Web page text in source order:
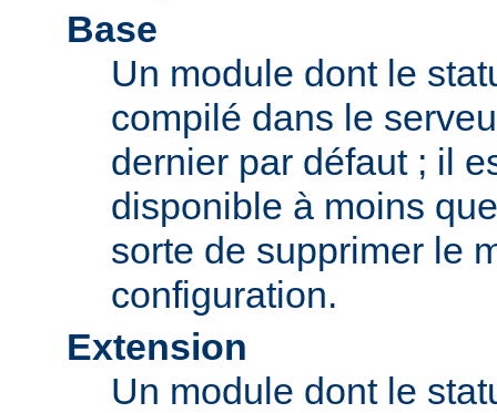
Base
Un module dont le
compilé dans le
dernier par défaut ; il
disponible à moins
sorte de supprimer le
configuration.
Extension
Un module dont le